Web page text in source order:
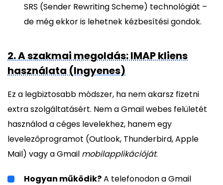
SRS (Sender Rewriting Scheme) technológiát –
de még ekkor is lehetnek kézbesítési gondok.
2. A szakmai megoldás: IMAP kliens
használata (Ingyenes)
Ez a legbiztosabb módszer, ha nem akarsz fizetni
extra szolgáltatásért. Nem a Gmail webes felületét
használod a céges levelekhez, hanem egy
levelezőprogramot (Outlook, Thunderbird, Apple
Mail) vagy a Gmail mobilapplikációját.
Hogyan működik?A telefonodon a Gmail